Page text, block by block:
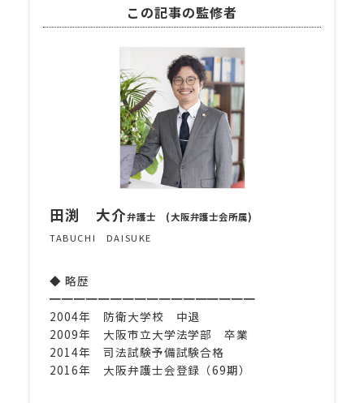
この記事の監修者
田渕 大介弁護士 (大阪弁護士会所属)
TABUCHI DAISUKE
◆ 略歴
━━━━━━━━━━━━━━━━━
2004年 防衛大学校 中退
2009年 大阪市立大学法学部 卒業
2014年 司法試験予備試験合格
2016年 大阪弁護士会登録（69期）